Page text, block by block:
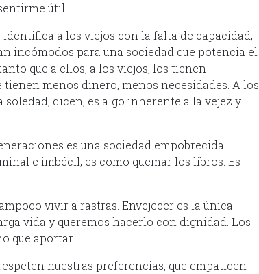
útil.
a los viejos con la falta de capacidad,
incómodos para una sociedad que potencia el
que a ellos, a los viejos, los tienen
menos dinero, menos necesidades. A los
dicen, es algo inherente a la vejez y
es una sociedad empobrecida.
e imbécil, es como quemar los libros. Es
vivir a rastras. Envejecer es la única
vida y queremos hacerlo con dignidad. Los
que aportar.
nuestras preferencias, que empaticen